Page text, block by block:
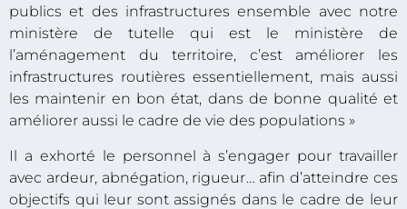
publics et des infrastructures ensemble avec notre
ministère de tutelle qui est le ministère de
l’aménagement du territoire, c’est améliorer les
infrastructures routières essentiellement, mais aussi
les maintenir en bon état, dans de bonne qualité et
améliorer aussi le cadre de vie des populations »
Il a exhorté le personnel à s’engager pour travailler
avec ardeur, abnégation, rigueur… afin d’atteindre ces
objectifs qui leur sont assignés dans le cadre de leur